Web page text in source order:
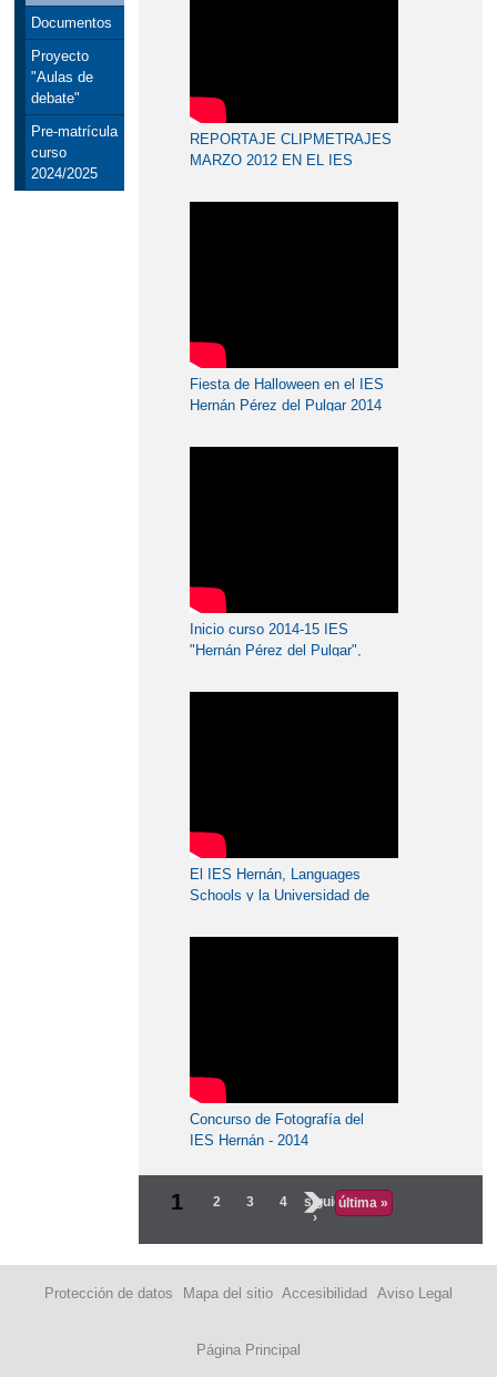
Documentos
Proyecto
"Aulas de
debate"
Pre-matrícula
curso
2024/2025
REPORTAJE CLIPMETRAJES
MARZO 2012 EN EL IES
Fiesta de Halloween en el IES
Hernán Pérez del Pulgar 2014
Inicio curso 2014-15 IES
"Hernán Pérez del Pulgar",
El IES Hernán, Languages
Schools y la Universidad de
Concurso de Fotografía del
IES Hernán - 2014
1 2 3 4
siguiente
›
última »
Protección de datos Mapa del sitio Accesibilidad Aviso Legal
Página Principal